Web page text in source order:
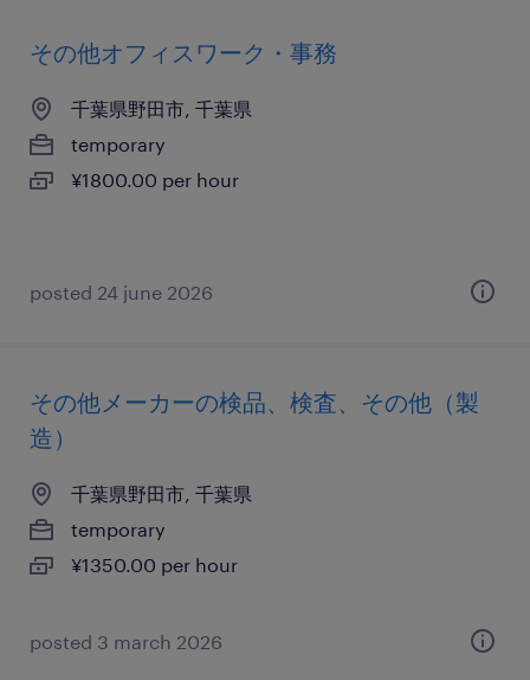
その他オフィスワーク・事務
千葉県野田市, 千葉県
temporary
¥1800.00 per hour
posted 24 june 2026
その他メーカーの検品、検査、その他（製
造）
千葉県野田市, 千葉県
temporary
¥1350.00 per hour
posted 3 march 2026